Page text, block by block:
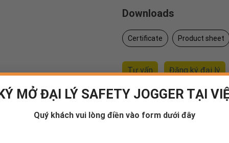
MỞ ĐẠI LÝ SAFETY JOGGER TẠI
Quý khách vui lòng điền vào form dưới đây
Downloads
Certificate Product sheet
Tư vấn Đăng ký đại lý
Mua sử dụng (Doanh nghiệp)